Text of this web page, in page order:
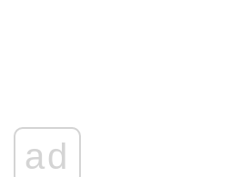
ad